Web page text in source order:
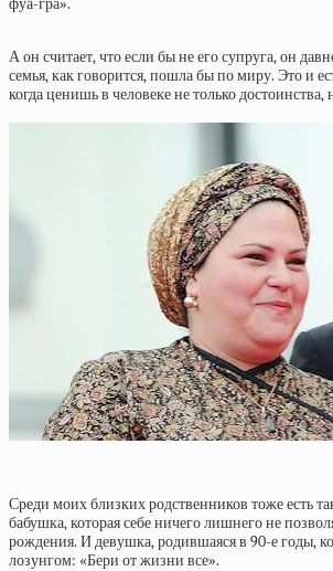
фуа-гра».
А он считает, что если бы не его супруга, он
семья, как говорится, пошла бы по миру. Это и
когда ценишь в человеке не только достоинства,
Среди моих близких родственников тоже есть
бабушка, которая себе ничего лишнего не
рождения. И девушка, родившаяся в 90-е годы,
лозунгом: «Бери от жизни все».